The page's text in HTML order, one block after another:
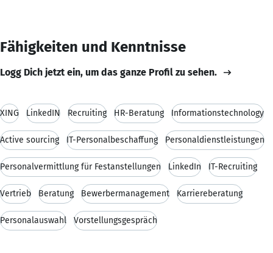
Fähigkeiten und Kenntnisse
Logg Dich jetzt ein, um das ganze Profil zu sehen.
XING LinkedIN Recruiting HR-Beratung Informationstechnology
Active sourcing IT-Personalbeschaffung Personaldienstleistungen
Personalvermittlung für Festanstellungen LinkedIn IT-Recruiting
Vertrieb Beratung Bewerbermanagement Karriereberatung
Personalauswahl Vorstellungsgespräch